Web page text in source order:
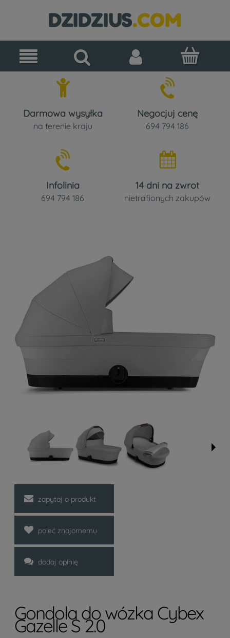
Darmowa wysyłka
na terenie kraju
Negocjuj cenę
694 794 186
Infolinia
694 794 186
14 dni na zwrot
nietrafionych zakupów
zapytaj o produkt
poleć znajomemu
dodaj opinię
Gondola do wózka Cybex
Gazelle S 2.0